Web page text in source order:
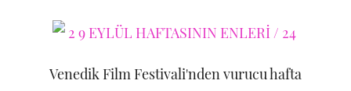
Venedik Film Festivali'nden vurucu hafta